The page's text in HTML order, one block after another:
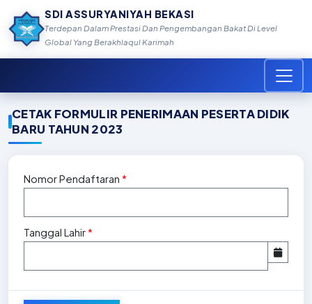
SDI ASSURYANIYAH BEKASI
Terdepan Dalam Prestasi Dan Pengembangan Bakat Di Level
Global Yang Berakhlaqul Karimah
CETAK FORMULIR PENERIMAAN PESERTA DIDIK
BARU TAHUN 2023
Nomor Pendaftaran*
Tanggal Lahir*